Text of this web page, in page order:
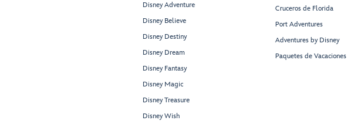
Disney Adventure
Disney Believe
Disney Destiny
Disney Dream
Disney Fantasy
Disney Magic
Disney Treasure
Disney Wish
Cruceros de Florida
Port Adventures
Adventures by Disney
Paquetes de Vacaciones